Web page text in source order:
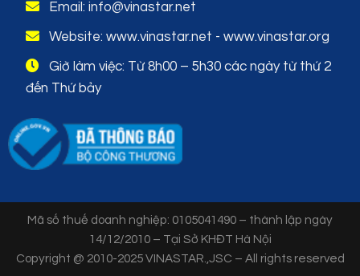
Email: info@vinastar.net
Website:www.vinastar.net -www.vinastar.org
Giờ làm việc: Từ 8h00 – 5h30 các ngày từ thứ 2
đến Thứ bảy
Mã số thuế doanh nghiệp: 0105041490 – thành lập ngày
14/12/2010 – Tại Sở KHĐT Hà Nội
Copyright @ 2010-2025 VINASTAR.,JSC – All rights reserved